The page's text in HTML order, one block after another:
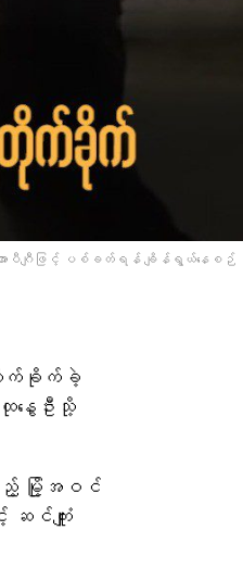
အာပီဂျီဖြင့် ပစ်ခတ်ရန် ချိန်ရွယ်နေစဉ်
တိုက်ခိုက်ခဲ့
ထုနွေဦးသို့
မြို့အဝင်
င်ကျူံး